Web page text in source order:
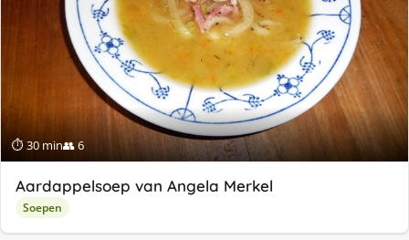
⏱ 30 min👥 6
Aardappelsoep van Angela Merkel
Soepen